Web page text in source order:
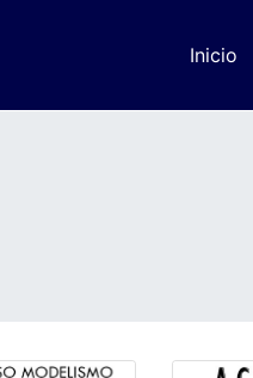
Inicio